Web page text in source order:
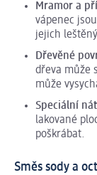
Mramor a
vápenec
jejich
Dřevěné
dřeva může
může
Speciální
lakované
poškrábat.
Směs sody a